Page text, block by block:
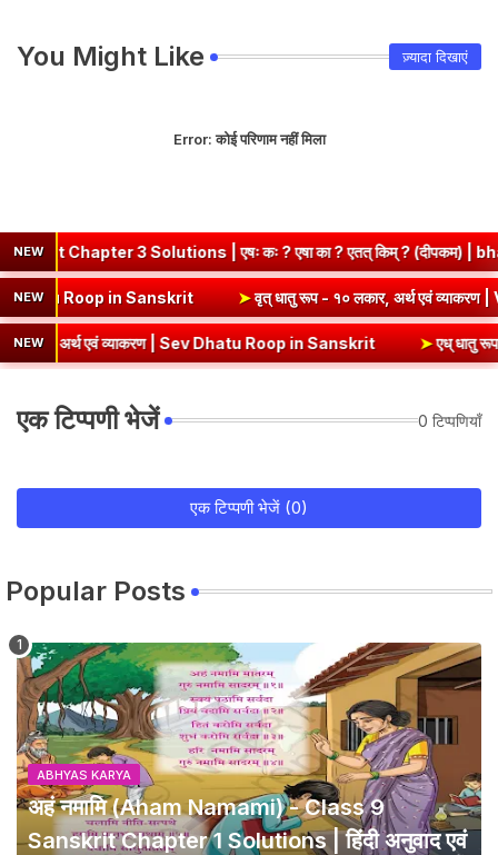
You Might Like ज़्यादा दिखाएं
Error:कोई परिणाम नहीं मिला
NEW
3 Solutions | एषः कः ? एषा का ? एतत् किम् ? (दीपकम) |
NEW
एवं व्याकरण | Kri Dhatu Roop in Sanskrit ➤वृत् धातु रूप - १० लकार,
NEW
एवं व्याकरण | Sev Dhatu Roop in Sanskrit ➤एध् धातु रूप - १०
एक टिप्पणी भेजें 0 टिप्पणियाँ
एक टिप्पणी भेजें (0)
Popular Posts
ABHYAS KARYA
अहं नमामि (Aham Namami) - Class 9
Sanskrit Chapter 1 Solutions | हिंदी अनुवाद एवं